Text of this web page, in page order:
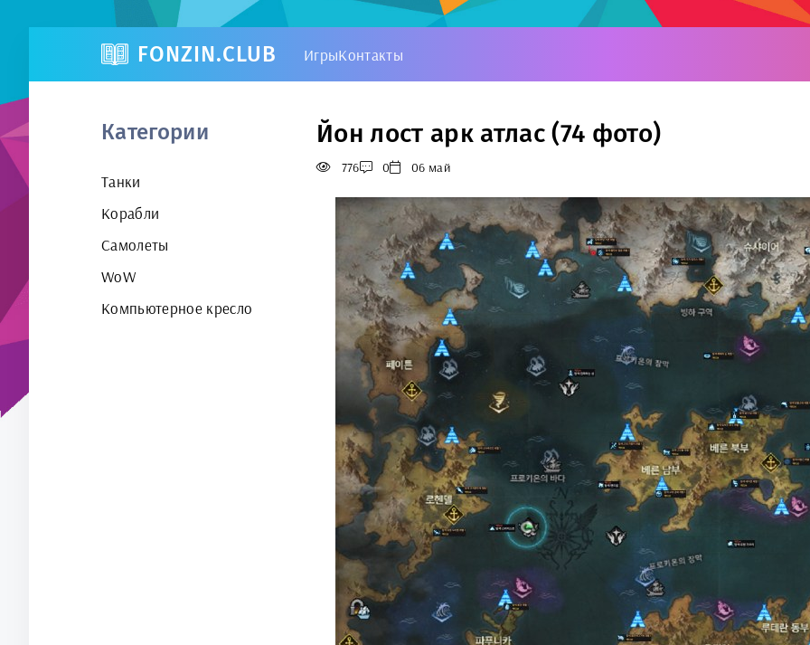
FONZIN.CLUB ИгрыКонтакты
Категории
Танки
Корабли
Самолеты
WoW
Компьютерное кресло
Йон лост арк атлас (74 фото)
776 0 06 май